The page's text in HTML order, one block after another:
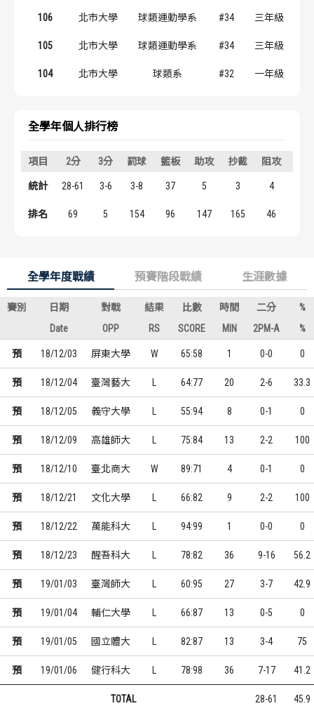
歷屆個人獎得主
歷史數據排行
歷屆個人獎得主
歷史數據排行
106 北市大學 球類運動學系 #34 三年級
105 北市大學 球類運動學系 #34 三年級
104 北市大學 球類系 #32 一年級
全學年個人排行榜
項目 2分 3分 罰球 籃板 助攻 抄截 阻攻
統計 28-61 3-6 3-8 37 5 3 4
排名 69 5 154 96 147 165 46
全學年度戰績 預賽階段戰績 生涯數據
賽別 日期 對戰 結果 比數 時間 二分
%
Date
OPP RS SCORE MIN 2PM-A %
預 18/12/03 屏東大學 W 65:58 1 0-0 0
預 18/12/04 臺灣藝大 L 64:77 20 2-6 33.3
預 18/12/05 義守大學 L 55:94 8 0-1 0
預 18/12/09 高雄師大 L 75:84 13 2-2 100
預 18/12/10 臺北商大 W 89:71 4 0-1 0
預 18/12/21 文化大學 L 66:82 9 2-2 100
預 18/12/22 萬能科大 L 94:99 1 0-0 0
預 18/12/23 醒吾科大 L 78:82 36 9-16 56.2
預 19/01/03 臺灣師大 L 60:95 27 3-7 42.9
預 19/01/04 輔仁大學 L 66:87 13 0-5 0
預 19/01/05 國立體大 L 82:87 13 3-4 75
預 19/01/06 健行科大 L 78:98 36 7-17 41.2
TOTAL 28-61
45.9